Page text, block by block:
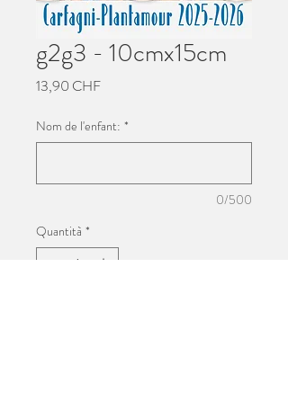
g2g3 - 10cmx15cm
13,90 CHFPrezzo
Nom de l'enfant: *
0/500
Quantità *